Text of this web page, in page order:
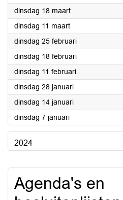
dinsdag 18 maart2025
dinsdag 11 maart2025
dinsdag 25 februari2025
dinsdag 18 februari2025
dinsdag 11 februari2025
dinsdag 28 januari2025
dinsdag 14 januari2025
dinsdag 7 januari2025
2024
Agenda's en